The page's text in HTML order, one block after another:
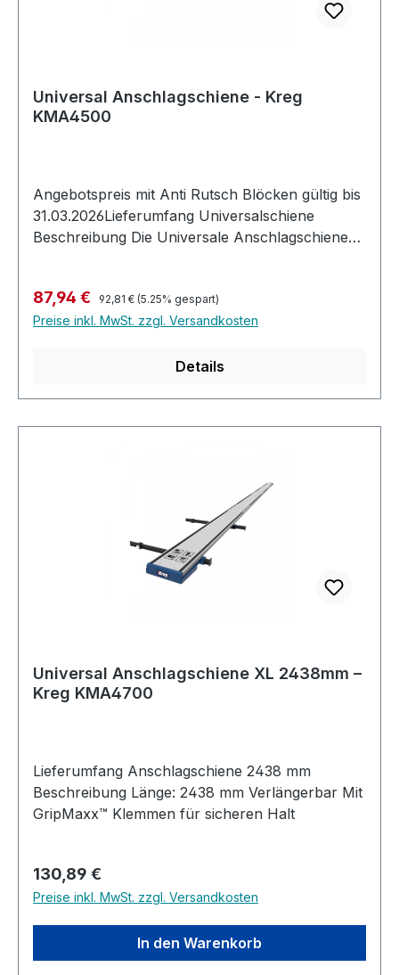
Universal Anschlagschiene - Kreg
KMA4500
Angebotspreis mit Anti Rutsch Blöcken gültig bis
31.03.2026Lieferumfang Universalschiene
Beschreibung Die Universale Anschlagschiene
121cm ist kein Problem, egal ob sie den Zuschnitt
mit einer Handkreis- oder Tauchsäge, einer
Dieses geführte Schneiden macht es einfacher
akurate Ergebnisse. Die Anschlagschiene kann
gespannt werden und ermöglicht mit Hilfe seiner
Schnittlinien-Indikatoren schnelles und präzises
Verkaufspreis:
87,94 € Regulärer Preis:
92,81 € (5.25% gespart)
Preise inkl. MwSt. zzgl. Versandkosten
Details
Universal Anschlagschiene XL 2438mm –
Kreg KMA4700
Lieferumfang Anschlagschiene 2438 mm
Beschreibung Länge: 2438 mm Verlängerbar Mit
GripMaxx™ Klemmen für sicheren Halt
Regulärer Preis:
130,89 €
Preise inkl. MwSt. zzgl. Versandkosten
In den Warenkorb